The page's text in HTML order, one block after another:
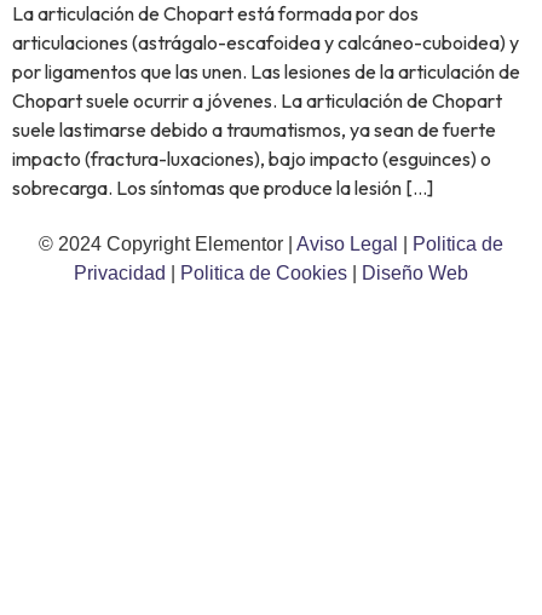
La articulación de Chopart está formada por dos
articulaciones (astrágalo-escafoidea y calcáneo-cuboidea) y
por ligamentos que las unen. Las lesiones de la articulación de
Chopart suele ocurrir a jóvenes. La articulación de Chopart
suele lastimarse debido a traumatismos, ya sean de fuerte
impacto (fractura-luxaciones), bajo impacto (esguinces) o
sobrecarga. Los síntomas que produce la lesión […]
© 2024 Copyright Elementor | Aviso Legal
Politica de
Privacidad
Politica de Cookies Diseño Web